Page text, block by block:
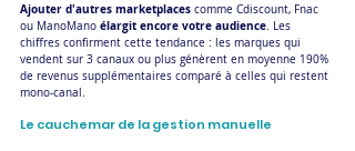
Ajouter d'autres marketplaces comme Cdiscount, Fnac
ou ManoMano élargit encore votre audience. Les
chiffres confirment cette tendance : les marques qui
vendent sur 3 canaux ou plus génèrent en moyenne 190%
de revenus supplémentaires comparé à celles qui restent
mono-canal.
Le cauchemar de la gestion manuelle